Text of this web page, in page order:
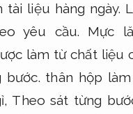
tài liệu hàng ngày.
yêu cầu. Mực
làm từ chất liệu
bước. thân hộp
Theo sát từng